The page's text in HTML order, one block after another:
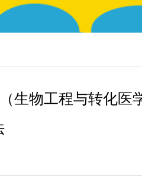
生物工程与转化医